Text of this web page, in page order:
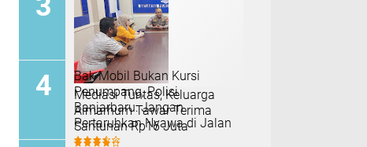
Mediasi Tuntas, Keluarga
Almarhum Tawar Terima
Santunan Rp16 Juta
Bak Mobil Bukan Kursi
Penumpang, Polisi
Banjarbaru: Jangan
Pertaruhkan Nyawa di Jalan